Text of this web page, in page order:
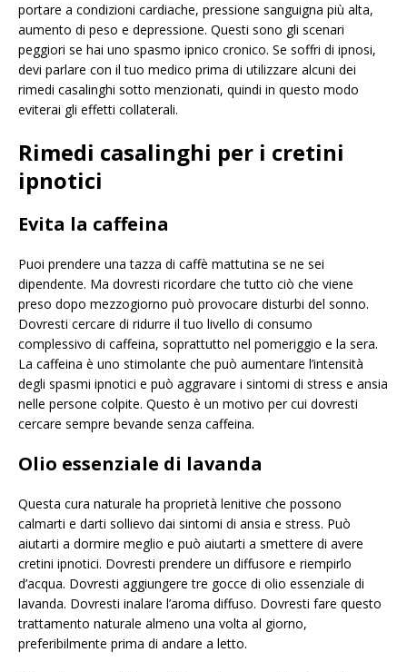
portare a condizioni cardiache, pressione sanguigna più alta,
aumento di peso e depressione. Questi sono gli scenari
peggiori se hai uno spasmo ipnico cronico. Se soffri di ipnosi,
devi parlare con il tuo medico prima di utilizzare alcuni dei
rimedi casalinghi sotto menzionati, quindi in questo modo
eviterai gli effetti collaterali.
Rimedi casalinghi per i cretini
ipnotici
Evita la caffeina
Puoi prendere una tazza di caffè mattutina se ne sei
dipendente. Ma dovresti ricordare che tutto ciò che viene
preso dopo mezzogiorno può provocare disturbi del sonno.
Dovresti cercare di ridurre il tuo livello di consumo
complessivo di caffeina, soprattutto nel pomeriggio e la sera.
La caffeina è uno stimolante che può aumentare l’intensità
degli spasmi ipnotici e può aggravare i sintomi di stress e ansia
nelle persone colpite. Questo è un motivo per cui dovresti
cercare sempre bevande senza caffeina.
Olio essenziale di lavanda
Questa cura naturale ha proprietà lenitive che possono
calmarti e darti sollievo dai sintomi di ansia e stress. Può
aiutarti a dormire meglio e può aiutarti a smettere di avere
cretini ipnotici. Dovresti prendere un diffusore e riempirlo
d’acqua. Dovresti aggiungere tre gocce di olio essenziale di
lavanda. Dovresti inalare l’aroma diffuso. Dovresti fare questo
trattamento naturale almeno una volta al giorno,
preferibilmente prima di andare a letto.